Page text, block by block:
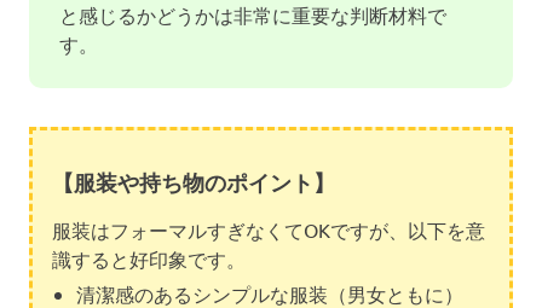
と感じるかどうかは非常に重要な判断材料で
す。
【服装や持ち物のポイント】
服装はフォーマルすぎなくてOKですが、以下を意
識すると好印象です。
清潔感のあるシンプルな服装（男女ともに）